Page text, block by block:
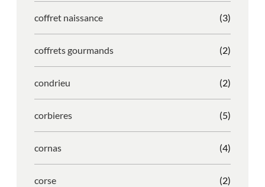
coffret naissance (3)
coffrets gourmands (2)
condrieu (2)
corbieres (5)
cornas (4)
corse (2)